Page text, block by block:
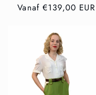
Normale
Vanaf €139,00 EUR